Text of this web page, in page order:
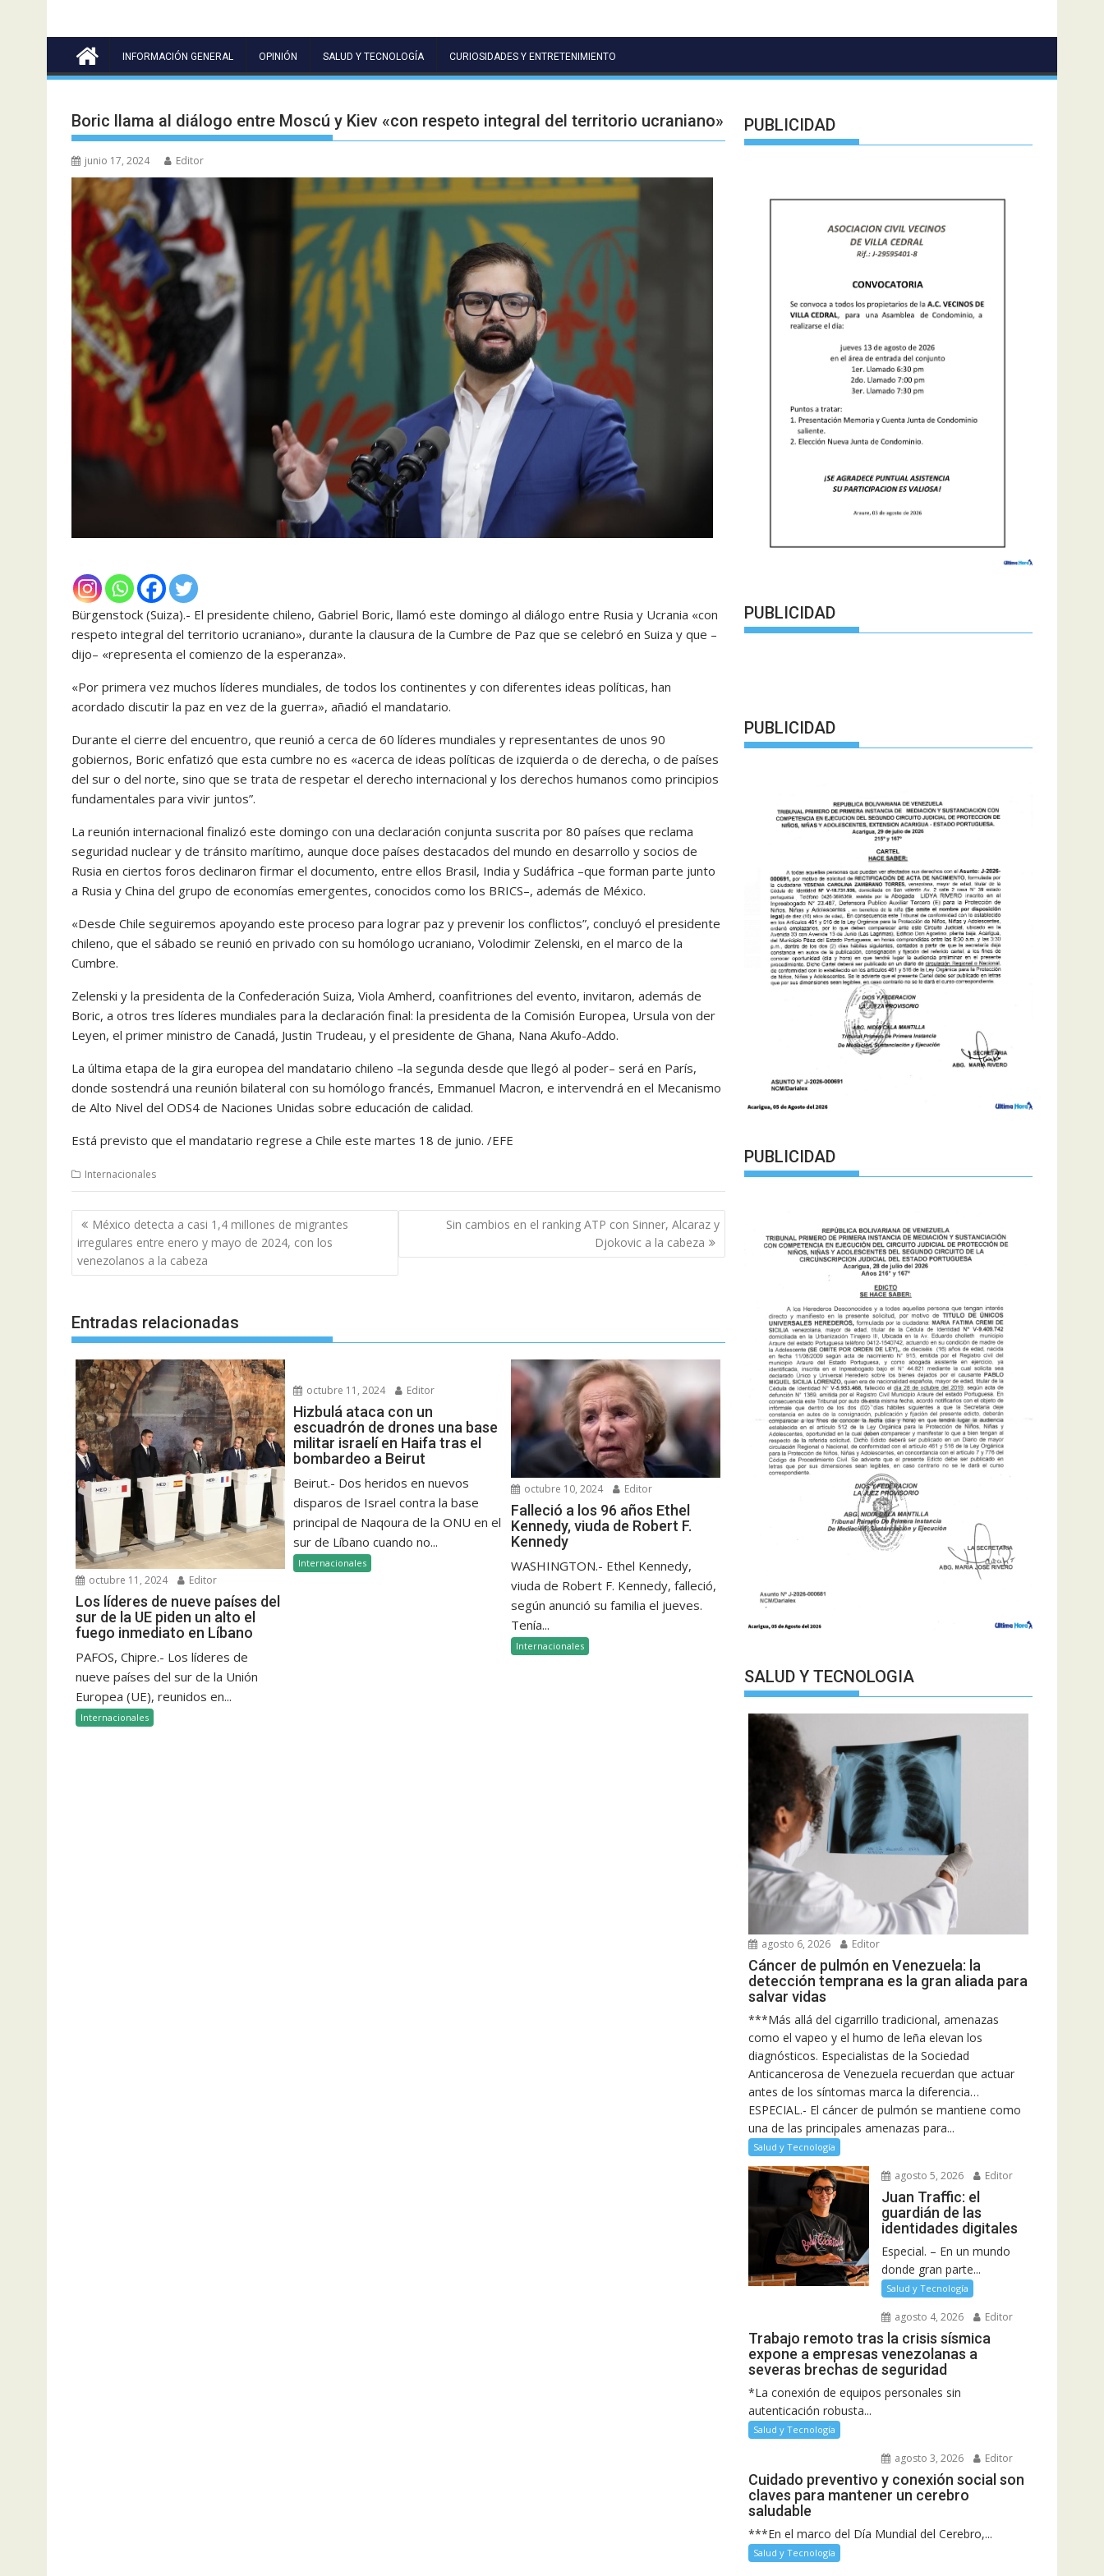
INFORMACIÓN GENERAL OPINIÓN SALUD Y TECNOLOGÍA CURIOSIDADES Y ENTRETENIMIENTO
Boric llama al diálogo entre Moscú y Kiev «con respeto integral del territorio ucraniano»
junio 17, 2024 Editor
Bürgenstock (Suiza).- El presidente chileno, Gabriel Boric, llamó este domingo al diálogo entre Rusia y Ucrania «con
respeto integral del territorio ucraniano», durante la clausura de la Cumbre de Paz que se celebró en Suiza y que –
dijo– «representa el comienzo de la esperanza».
«Por primera vez muchos líderes mundiales, de todos los continentes y con diferentes ideas políticas, han
acordado discutir la paz en vez de la guerra», añadió el mandatario.
Durante el cierre del encuentro, que reunió a cerca de 60 líderes mundiales y representantes de unos 90
gobiernos, Boric enfatizó que esta cumbre no es «acerca de ideas políticas de izquierda o de derecha, o de países
del sur o del norte, sino que se trata de respetar el derecho internacional y los derechos humanos como principios
fundamentales para vivir juntos”.
La reunión internacional finalizó este domingo con una declaración conjunta suscrita por 80 países que reclama
seguridad nuclear y de tránsito marítimo, aunque doce países destacados del mundo en desarrollo y socios de
Rusia en ciertos foros declinaron firmar el documento, entre ellos Brasil, India y Sudáfrica –que forman parte junto
a Rusia y China del grupo de economías emergentes, conocidos como los BRICS–, además de México.
«Desde Chile seguiremos apoyando este proceso para lograr paz y prevenir los conflictos”, concluyó el presidente
chileno, que el sábado se reunió en privado con su homólogo ucraniano, Volodimir Zelenski, en el marco de la
Cumbre.
Zelenski y la presidenta de la Confederación Suiza, Viola Amherd, coanfitriones del evento, invitaron, además de
Boric, a otros tres líderes mundiales para la declaración final: la presidenta de la Comisión Europea, Ursula von der
Leyen, el primer ministro de Canadá, Justin Trudeau, y el presidente de Ghana, Nana Akufo-Addo.
La última etapa de la gira europea del mandatario chileno –la segunda desde que llegó al poder– será en París,
donde sostendrá una reunión bilateral con su homólogo francés, Emmanuel Macron, e intervendrá en el Mecanismo
de Alto Nivel del ODS4 de Naciones Unidas sobre educación de calidad.
Está previsto que el mandatario regrese a Chile este martes 18 de junio. /EFE
Internacionales
Navegación
de
entradas
México detecta a casi 1,4 millones de migrantes
irregulares entre enero y mayo de 2024, con los
venezolanos a la cabeza
Sin cambios en el ranking ATP con Sinner, Alcaraz y
Djokovic a la cabeza
Entradas relacionadas
octubre 11, 2024 Editor
Los líderes de nueve países del
sur de la UE piden un alto el
fuego inmediato en Líbano
PAFOS, Chipre.- Los líderes de
nueve países del sur de la Unión
Europea (UE), reunidos en...
Internacionales
octubre 11, 2024 Editor
Hizbulá ataca con un
escuadrón de drones una base
militar israelí en Haifa tras el
bombardeo a Beirut
Beirut.- Dos heridos en nuevos
disparos de Israel contra la base
principal de Naqoura de la ONU en el
sur de Líbano cuando no...
Internacionales
octubre 10, 2024 Editor
Falleció a los 96 años Ethel
Kennedy, viuda de Robert F.
Kennedy
WASHINGTON.- Ethel Kennedy,
viuda de Robert F. Kennedy, falleció,
según anunció su familia el jueves.
Tenía...
Internacionales
PUBLICIDAD
PUBLICIDAD
PUBLICIDAD
PUBLICIDAD
SALUD Y TECNOLOGIA
agosto 6, 2026 Editor
Cáncer de pulmón en Venezuela: la
detección temprana es la gran aliada para
salvar vidas
***Más allá del cigarrillo tradicional, amenazas
como el vapeo y el humo de leña elevan los
diagnósticos. Especialistas de la Sociedad
Anticancerosa de Venezuela recuerdan que actuar
antes de los síntomas marca la diferencia…
ESPECIAL.- El cáncer de pulmón se mantiene como
una de las principales amenazas para...
Salud y Tecnología
agosto 5, 2026 Editor
Juan Traffic: el
guardián de las
identidades digitales
Especial. – En un mundo
donde gran parte...
Salud y Tecnología
agosto 4, 2026 Editor
Trabajo remoto tras la crisis sísmica
expone a empresas venezolanas a
severas brechas de seguridad
*La conexión de equipos personales sin
autenticación robusta...
Salud y Tecnología
agosto 3, 2026 Editor
Cuidado preventivo y conexión social son
claves para mantener un cerebro
saludable
***En el marco del Día Mundial del Cerebro,...
Salud y Tecnología